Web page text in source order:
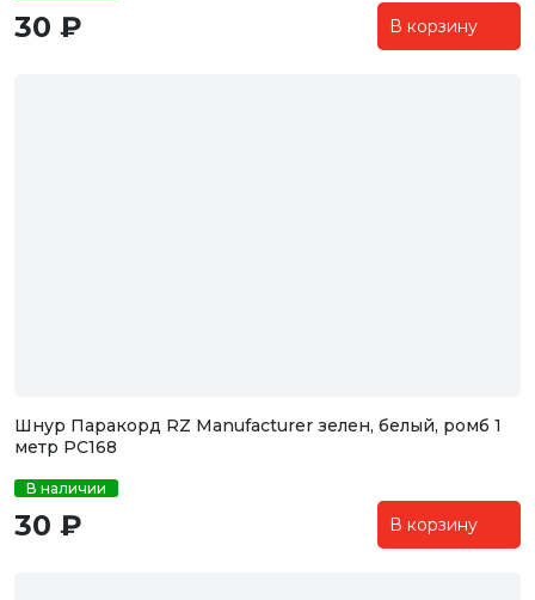
30 ₽ В корзину
Шнур Паракорд RZ Manufacturer зелен, белый, ромб 1
метр PC168
В наличии
30 ₽ В корзину